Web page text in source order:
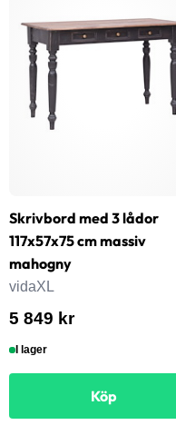
Skrivbord med 3 lådor
117x57x75 cm massiv
mahogny
vidaXL
5 849 kr
I lager
Köp